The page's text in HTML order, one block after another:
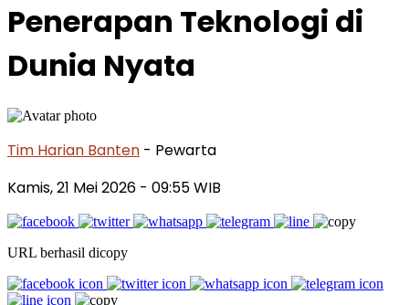
Penerapan Teknologi di
Dunia Nyata
Tim Harian Banten - Pewarta
Kamis, 21 Mei 2026 - 09:55 WIB
URL berhasil dicopy